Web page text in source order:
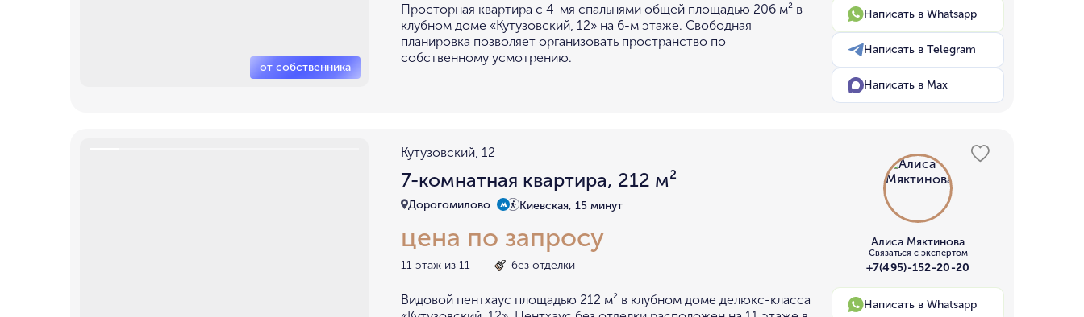
Просторная квартира с 4-мя спальнями общей площадью 206 м² в
клубном доме «Кутузовский, 12» на 6-м этаже. Свободная
планировка позволяет организовать пространство по
собственному усмотрению.
Написать в Whatsapp
Написать в Telegram
Написать в Max
Кутузовский, 12
7-комнатная квартира, 212 м²
Дорогомилово Киевская, 15 минут
цена по запросу
11 этаж из 11 без отделки
Видовой пентхаус площадью 212 м² в клубном доме делюкс-класса
Алиса Мяктинова
Связаться с экспертом
+7(495)-152-20-20
Написать в Whatsapp